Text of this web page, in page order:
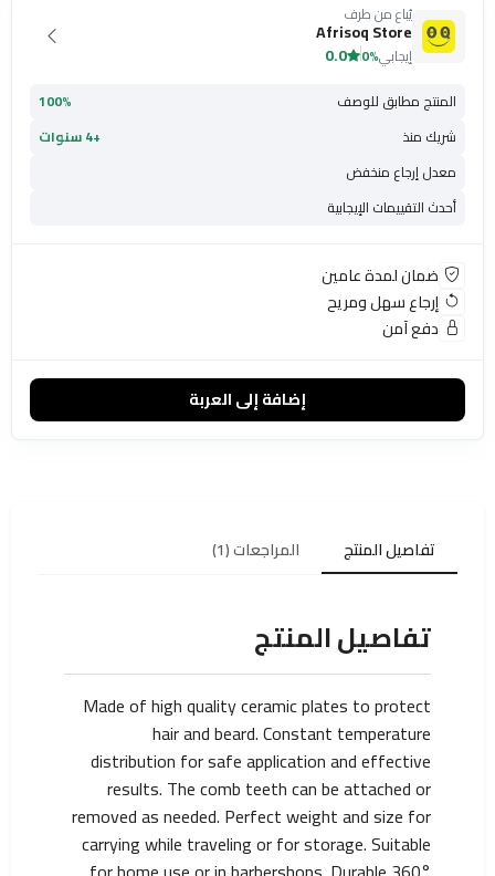
يُباع من طرف
Afrisoq Store
إيجابي0%
0.0
المنتج مطابق للوصف
100%
شريك منذ
+4 سنوات
معدل إرجاع منخفض
أحدث التقييمات الإيجابية
ضمان لمدة عامين
إرجاع سهل ومريح
دفع آمن
إضافة إلى العربة
تفاصيل المنتج المراجعات (1)
تفاصيل المنتج
Made of high quality ceramic plates to protect
hair and beard. Constant temperature
distribution for safe application and effective
results. The comb teeth can be attached or
removed as needed. Perfect weight and size for
carrying while traveling or for storage. Suitable